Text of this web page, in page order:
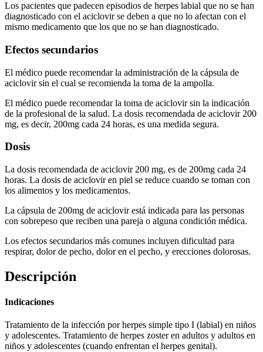
Los pacientes que padecen episodios de herpes labial que no se han
diagnosticado con el aciclovir se deben a que no lo afectan con el
mismo medicamento que los que no se han diagnosticado.
Efectos secundarios
El médico puede recomendar la administración de la cápsula de
aciclovir sin el cual se recomienda la toma de la ampolla.
El médico puede recomendar la toma de aciclovir sin la indicación
de la profesional de la salud. La dosis recomendada de aciclovir 200
mg, es decir, 200mg cada 24 horas, es una medida segura.
Dosis
La dosis recomendada de aciclovir 200 mg, es de 200mg cada 24
horas. La dosis de aciclovir en piel se reduce cuando se toman con
los alimentos y los medicamentos.
La cápsula de 200mg de aciclovir está indicada para las personas
con sobrepeso que reciben una pareja o alguna condición médica.
Los efectos secundarios más comunes incluyen dificultad para
respirar, dolor de pecho, dolor en el pecho, y erecciones dolorosas.
Descripción
Indicaciones
Tratamiento de la infección por herpes simple tipo I (labial) en niños
y adolescentes. Tratamiento de herpes zoster en adultos y adultos en
niños y adolescentes (cuando enfrentan el herpes genital).